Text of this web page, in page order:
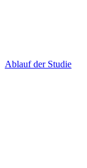
Ablauf der Studie